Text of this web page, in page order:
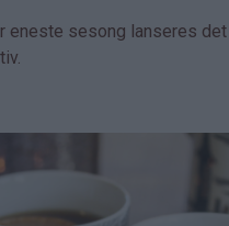
eneste sesong lanseres